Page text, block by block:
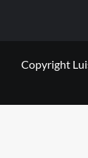
Copyright